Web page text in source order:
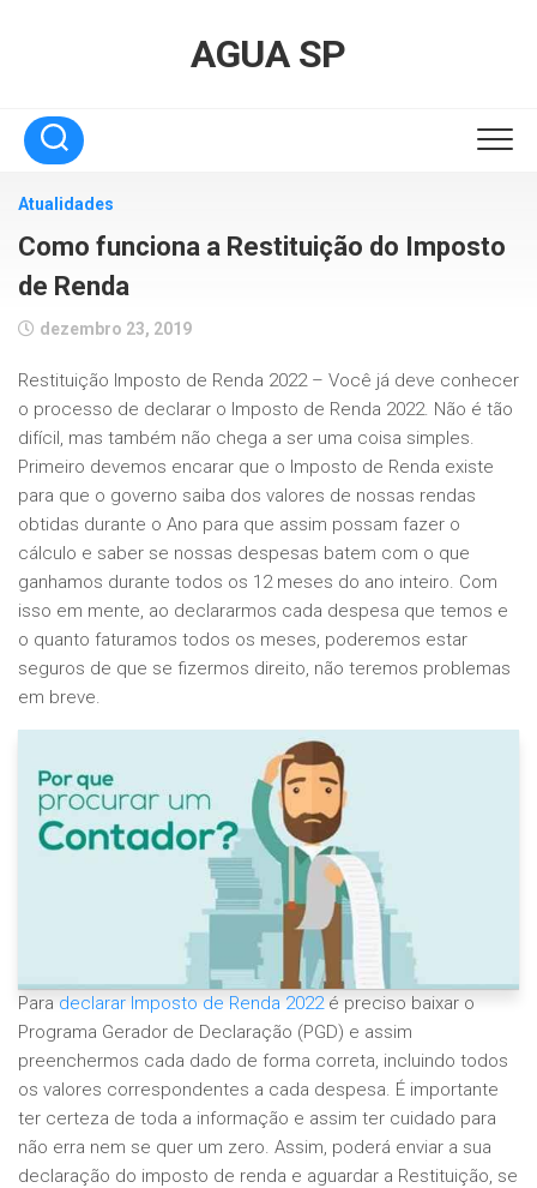
AGUA SP
Atualidades
Como funciona a Restituição do Imposto
de Renda
dezembro 23, 2019
Restituição Imposto de Renda 2022 – Você já deve conhecer
o processo de declarar o Imposto de Renda 2022. Não é tão
difícil, mas também não chega a ser uma coisa simples.
Primeiro devemos encarar que o Imposto de Renda existe
para que o governo saiba dos valores de nossas rendas
obtidas durante o Ano para que assim possam fazer o
cálculo e saber se nossas despesas batem com o que
ganhamos durante todos os 12 meses do ano inteiro. Com
isso em mente, ao declararmos cada despesa que temos e
o quanto faturamos todos os meses, poderemos estar
seguros de que se fizermos direito, não teremos problemas
em breve.
Para declarar Imposto de Renda 2022é preciso baixar o
Programa Gerador de Declaração (PGD) e assim
preenchermos cada dado de forma correta, incluindo todos
os valores correspondentes a cada despesa. É importante
ter certeza de toda a informação e assim ter cuidado para
não erra nem se quer um zero. Assim, poderá enviar a sua
declaração do imposto de renda e aguardar a Restituição, se